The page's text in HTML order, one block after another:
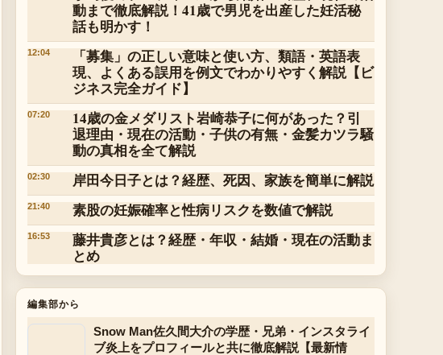
動まで徹底解説！41歳で男児を出産した妊活秘
話も明かす！
12:04
「募集」の正しい意味と使い方、類語・英語表
現、よくある誤用を例文でわかりやすく解説【ビ
ジネス完全ガイド】
07:20
14歳の金メダリスト岩崎恭子に何があった？引
退理由・現在の活動・子供の有無・金髪カツラ騒
動の真相を全て解説
02:30 岸田今日子とは？経歴、死因、家族を簡単に解説
21:40 素股の妊娠確率と性病リスクを数値で解説
16:53
藤井貴彦とは？経歴・年収・結婚・現在の活動ま
とめ
編集部から
Snow Man佐久間大介の学歴・兄弟・インスタライ
ブ炎上をプロフィールと共に徹底解説【最新情